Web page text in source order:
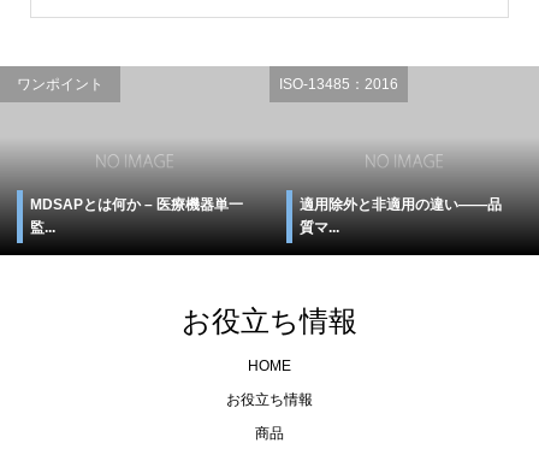
ワンポイント
MDSAPとは何か – 医療機器単一
監...
ISO-13485：2016
適用除外と非適用の違い――品
質マ...
お役立ち情報
HOME
お役立ち情報
商品